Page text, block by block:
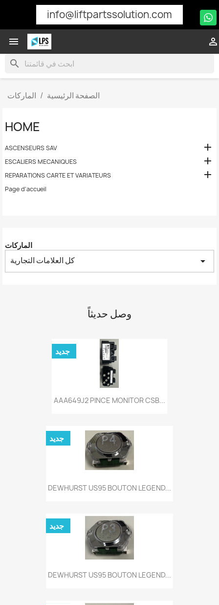
info@liftpartssolution.com


search
الصفحة الرئيسية الماركات
HOME
ASCENSEURS SAV 
ESCALIERS MECANIQUES 
REPARATIONS CARTE ET VARIATEURS 
Page d'accueil
الماركات
كل العلامات التجارية arrow_drop_down
وصل حديثاً
AAA649J2 PINCE MONITOR CSB...
جديد
DEWHURST US95 BOUTON LEGEND...
جديد
DEWHURST US95 BOUTON LEGEND...
جديد